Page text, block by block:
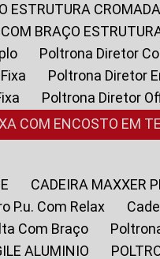
ESTRUTURA CROMADA
BRAÇO
Poltrona Diretor
Poltrona Diretor
Poltrona Diretor
COM ENCOSTO EM
CADEIRA MAXXER
P.u. Com Relax
Com Braço
ALUMINIO